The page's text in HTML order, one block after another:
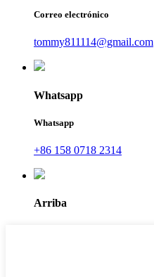
Correo electrónico
tommy811114@gmail.com
Whatsapp
Whatsapp
+86 158 0718 2314
Arriba